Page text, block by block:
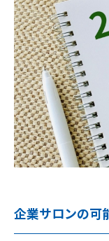
企業サロンの可